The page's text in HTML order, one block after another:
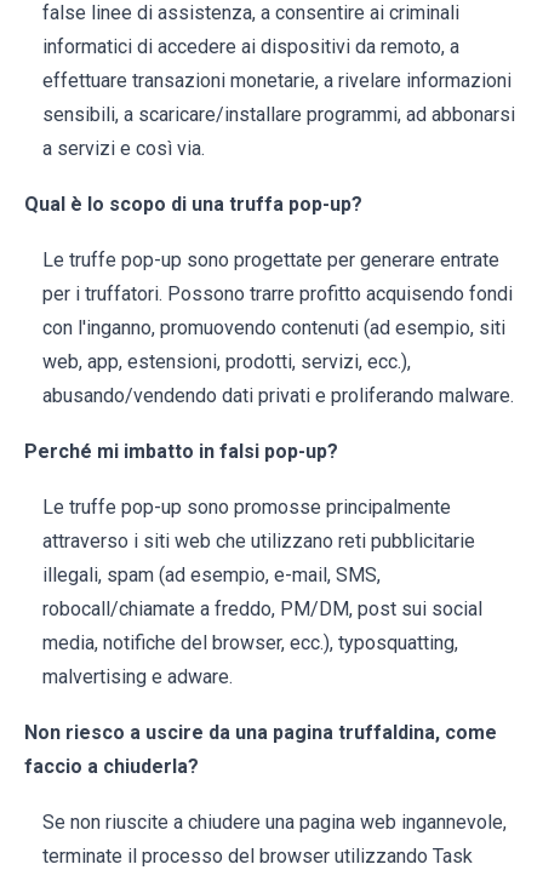
false linee di assistenza, a consentire ai criminali
informatici di accedere ai dispositivi da remoto, a
effettuare transazioni monetarie, a rivelare informazioni
sensibili, a scaricare/installare programmi, ad abbonarsi
a servizi e così via.
Qual è lo scopo di una truffa pop-up?
Le truffe pop-up sono progettate per generare entrate
per i truffatori. Possono trarre profitto acquisendo fondi
con l'inganno, promuovendo contenuti (ad esempio, siti
web, app, estensioni, prodotti, servizi, ecc.),
abusando/vendendo dati privati e proliferando malware.
Perché mi imbatto in falsi pop-up?
Le truffe pop-up sono promosse principalmente
attraverso i siti web che utilizzano reti pubblicitarie
illegali, spam (ad esempio, e-mail, SMS,
robocall/chiamate a freddo, PM/DM, post sui social
media, notifiche del browser, ecc.), typosquatting,
malvertising e adware.
Non riesco a uscire da una pagina truffaldina, come
faccio a chiuderla?
Se non riuscite a chiudere una pagina web ingannevole,
terminate il processo del browser utilizzando Task